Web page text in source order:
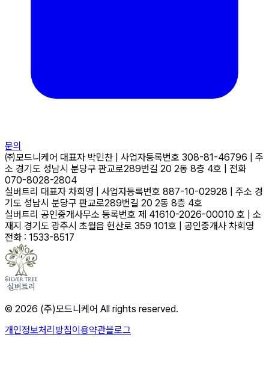
문의
㈜모드니케어 대표자 박민찬 사업자등록번호 308-81-46796
주
소 경기도 성남시 분당구 판교로289번길 20 2동 8층 4호
전화
070-8028-2804
실버트리 대표자 차희영 사업자등록번호 887-10-02928 주소 경
기도 성남시 분당구 판교로289번길 20 2동 8층 4호
실버트리 공인중개사무소 등록번호 제 41610-2026-00010 호
소
재지 경기도 광주시 초월읍 현산로 359 101호 공인중개사 차희영
전화 : 1533-8517
© 2026 (주)모드니케어 All rights reserved.
개인정보처리방침이용약관블로그